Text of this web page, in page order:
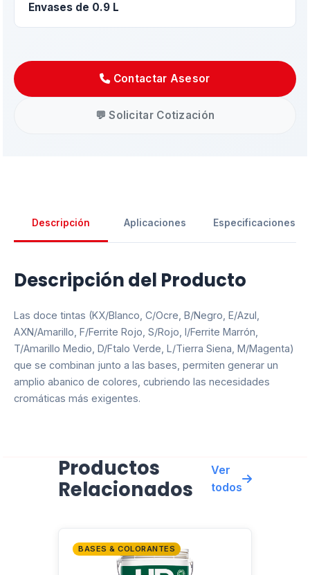
Envases de 0.9 L
Contactar Asesor
💬 Solicitar Cotización
Descripción Aplicaciones Especificaciones
Descripción del Producto
Las doce tintas (KX/Blanco, C/Ocre, B/Negro, E/Azul,
AXN/Amarillo, F/Ferrite Rojo, S/Rojo, I/Ferrite Marrón,
T/Amarillo Medio, D/Ftalo Verde, L/Tierra Siena, M/Magenta)
que se combinan junto a las bases, permiten generar un
amplio abanico de colores, cubriendo las necesidades
cromáticas más exigentes.
Productos
Relacionados
Ver
todos
BASES & COLORANTES